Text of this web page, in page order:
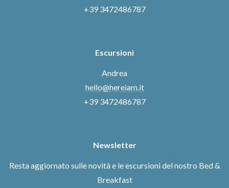
+39 3472486787
Escursioni
Andrea
hello@hereiam.it
+39 3472486787
Newsletter
Resta aggiornato sulle novità e le escursioni del nostro Bed &
Breakfast